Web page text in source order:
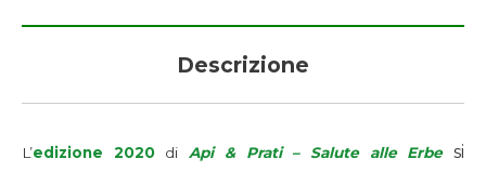
Descrizione
L’edizione 2020diApi & Prati – Salute alle Erbe
si